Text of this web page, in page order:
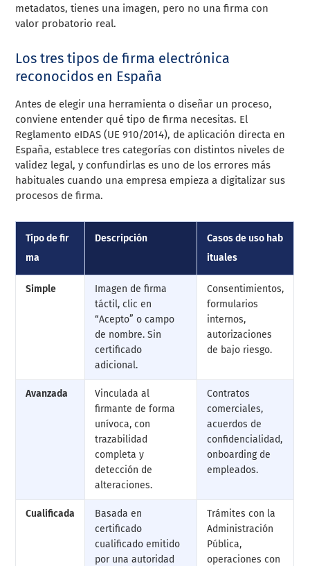
metadatos, tienes una imagen, pero no una firma con
valor probatorio real.
Los tres tipos de firma electrónica
reconocidos en España
Antes de elegir una herramienta o diseñar un proceso,
conviene entender qué tipo de firma necesitas. El
Reglamento eIDAS (UE 910/2014), de aplicación directa en
España, establece tres categorías con distintos niveles de
validez legal, y confundirlas es uno de los errores más
habituales cuando una empresa empieza a digitalizar sus
procesos de firma.
Tipo de fir
ma
Descripción
Casos de uso hab
ituales
Simple
Imagen de firma
táctil, clic en
“Acepto” o campo
de nombre. Sin
certificado
adicional.
Consentimientos,
formularios
internos,
autorizaciones
de bajo riesgo.
Avanzada
Vinculada al
firmante de forma
unívoca, con
trazabilidad
completa y
detección de
alteraciones.
Contratos
comerciales,
acuerdos de
confidencialidad,
onboarding de
empleados.
Cualificada
Basada en
certificado
cualificado emitido
por una autoridad
Trámites con la
Administración
Pública,
operaciones con